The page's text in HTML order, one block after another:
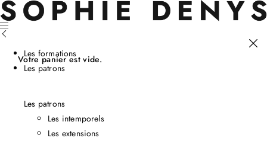
Votre panier est vide.
Les formations
Les patrons
Les patrons
Les intemporels
Les extensions